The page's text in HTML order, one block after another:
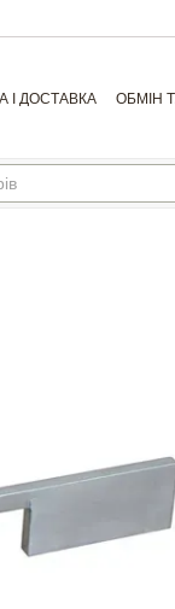
І ДОСТАВКА ОБМІН